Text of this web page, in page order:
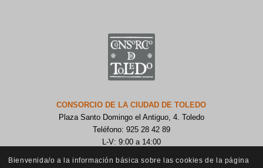
CONSORCIO DE LA CIUDAD DE TOLEDO
Plaza Santo Domingo el Antiguo, 4. Toledo
Teléfono: 925 28 42 89
L-V: 9:00 a 14:00
Bienvenida/o a la información básica sobre las cookies de la página